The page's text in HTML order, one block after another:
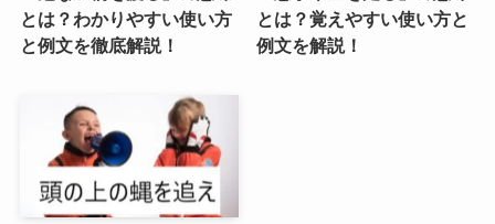
とは？わかりやすい使い方
と例文を徹底解説！
とは？覚えやすい使い方と
例文を解説！